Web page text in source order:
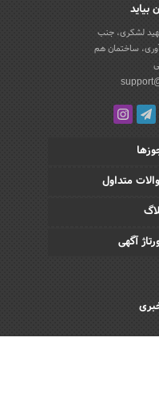
بیاید
لشکری، جنب
ساختمان هم
متداول
آگهی